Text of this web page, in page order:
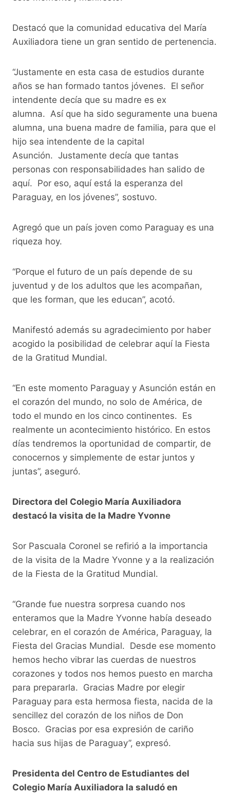
Destacó que la comunidad educativa del María
Auxiliadora tiene un gran sentido de pertenencia.
“Justamente en esta casa de estudios durante
años se han formado tantos jóvenes. El señor
intendente decía que su madre es ex
alumna. Así que ha sido seguramente una buena
alumna, una buena madre de familia, para que el
hijo sea intendente de la capital
Asunción. Justamente decía que tantas
personas con responsabilidades han salido de
aquí. Por eso, aquí está la esperanza del
Paraguay, en los jóvenes”, sostuvo.
Agregó que un país joven como Paraguay es una
riqueza hoy.
“Porque el futuro de un país depende de su
juventud y de los adultos que les acompañan,
que les forman, que les educan”, acotó.
Manifestó además su agradecimiento por haber
acogido la posibilidad de celebrar aquí la Fiesta
de la Gratitud Mundial.
“En este momento Paraguay y Asunción están en
el corazón del mundo, no solo de América, de
todo el mundo en los cinco continentes. Es
realmente un acontecimiento histórico. En estos
días tendremos la oportunidad de compartir, de
conocernos y simplemente de estar juntos y
juntas”, aseguró.
Directora del Colegio María Auxiliadora
destacó la visita de la Madre Yvonne
Sor Pascuala Coronel se refirió a la importancia
de la visita de la Madre Yvonne y a la realización
de la Fiesta de la Gratitud Mundial.
“Grande fue nuestra sorpresa cuando nos
enteramos que la Madre Yvonne había deseado
celebrar, en el corazón de América, Paraguay, la
Fiesta del Gracias Mundial. Desde ese momento
hemos hecho vibrar las cuerdas de nuestros
corazones y todos nos hemos puesto en marcha
para prepararla. Gracias Madre por elegir
Paraguay para esta hermosa fiesta, nacida de la
sencillez del corazón de los niños de Don
Bosco. Gracias por esa expresión de cariño
hacia sus hijas de Paraguay”, expresó.
Presidenta del Centro de Estudiantes del
Colegio María Auxiliadora la saludó en